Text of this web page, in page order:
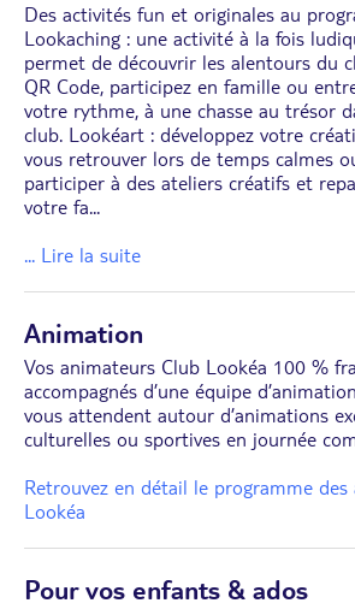
Des activités fun et originales au
Lookaching : une activité à la fois
permet de découvrir les alentours du
QR Code, participez en famille ou
votre rythme, à une chasse au trésor
club. Lookéart : développez votre
vous retrouver lors de temps calmes
participer à des ateliers créatifs et
votre fa...
... Lire la suite
Animation
Vos animateurs Club Lookéa 100 %
accompagnés d’une équipe
vous attendent autour d’animations
culturelles ou sportives en journée
Retrouvez en détail le programme
Lookéa
Pour vos enfants & ados